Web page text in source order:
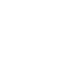
Покупая